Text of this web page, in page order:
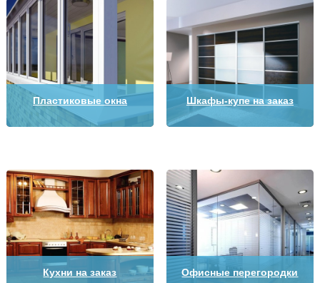
Пластиковые окна Шкафы-купе на заказ
Кухни на заказ Офисные перегородки